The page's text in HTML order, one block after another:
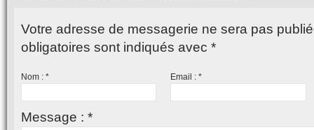
Votre adresse de messagerie ne sera pas
obligatoires sont indiqués avec *
Nom : * Email :*
Message : *